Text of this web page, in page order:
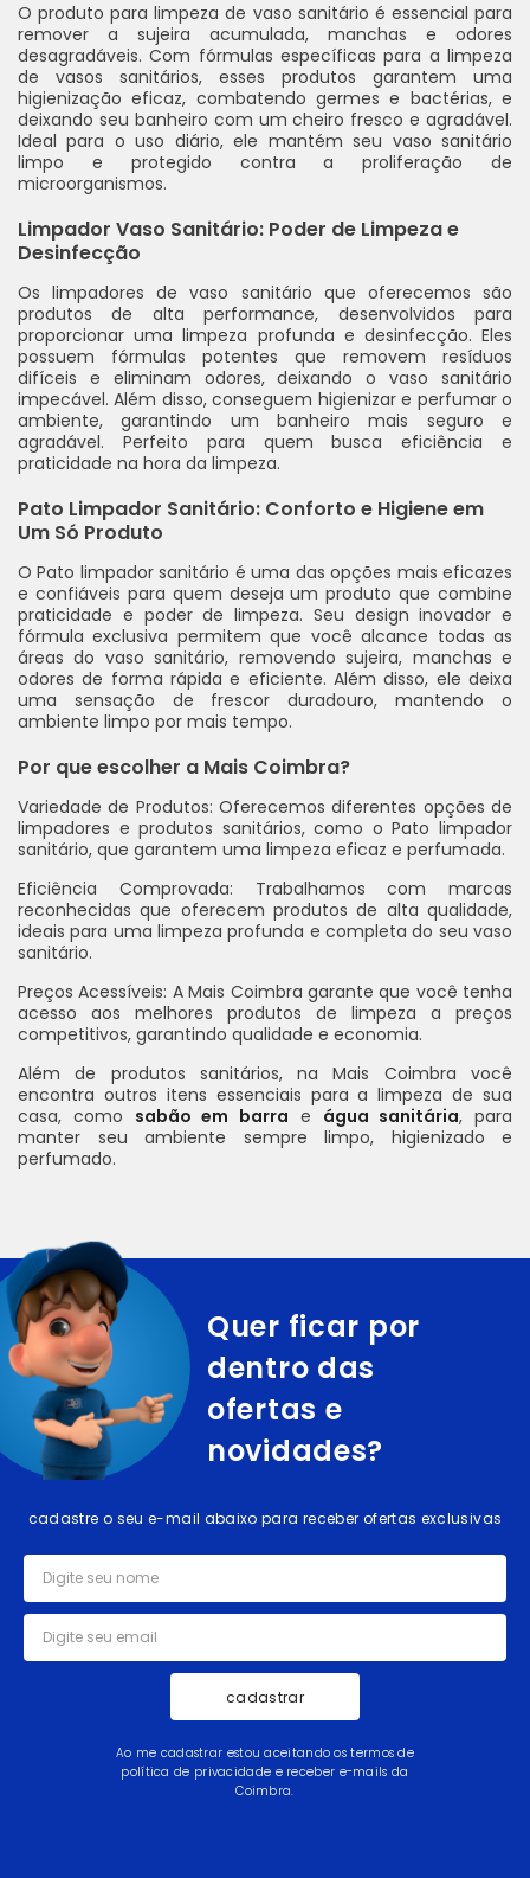
O produto para limpeza de vaso sanitário é essencial para
remover a sujeira acumulada, manchas e odores
desagradáveis. Com fórmulas específicas para a limpeza
de vasos sanitários, esses produtos garantem uma
higienização eficaz, combatendo germes e bactérias, e
deixando seu banheiro com um cheiro fresco e agradável.
Ideal para o uso diário, ele mantém seu vaso sanitário
limpo e protegido contra a proliferação de
microorganismos.
Limpador Vaso Sanitário: Poder de Limpeza e
Desinfecção
Os limpadores de vaso sanitário que oferecemos são
produtos de alta performance, desenvolvidos para
proporcionar uma limpeza profunda e desinfecção. Eles
possuem fórmulas potentes que removem resíduos
difíceis e eliminam odores, deixando o vaso sanitário
impecável. Além disso, conseguem higienizar e perfumar o
ambiente, garantindo um banheiro mais seguro e
agradável. Perfeito para quem busca eficiência e
praticidade na hora da limpeza.
Pato Limpador Sanitário: Conforto e Higiene em
Um Só Produto
O Pato limpador sanitário é uma das opções mais eficazes
e confiáveis para quem deseja um produto que combine
praticidade e poder de limpeza. Seu design inovador e
fórmula exclusiva permitem que você alcance todas as
áreas do vaso sanitário, removendo sujeira, manchas e
odores de forma rápida e eficiente. Além disso, ele deixa
uma sensação de frescor duradouro, mantendo o
ambiente limpo por mais tempo.
Por que escolher a Mais Coimbra?
Variedade de Produtos: Oferecemos diferentes opções de
limpadores e produtos sanitários, como o Pato limpador
sanitário, que garantem uma limpeza eficaz e perfumada.
Eficiência Comprovada: Trabalhamos com marcas
reconhecidas que oferecem produtos de alta qualidade,
ideais para uma limpeza profunda e completa do seu vaso
sanitário.
Preços Acessíveis: A Mais Coimbra garante que você tenha
acesso aos melhores produtos de limpeza a preços
competitivos, garantindo qualidade e economia.
Além de produtos sanitários, na Mais Coimbra você
encontra outros itens essenciais para a limpeza de sua
casa, como sabão em barra e água sanitária, para
manter seu ambiente sempre limpo, higienizado e
perfumado.
Quer ficar por
dentro das
ofertas e
novidades?
cadastre o seu e-mail abaixo para receber ofertas exclusivas
cadastrar
Ao me cadastrar estou aceitando os termos de
política de privacidade e receber e-mails da
Coimbra.